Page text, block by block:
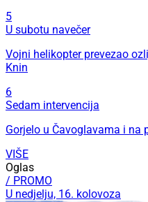
5
U subotu navečer
Vojni helikopter prevezao
Knin
6
Sedam intervencija
Gorjelo u Čavoglavama i na
VIŠE
Oglas
/ PROMO
U nedjelju, 16. kolovoza